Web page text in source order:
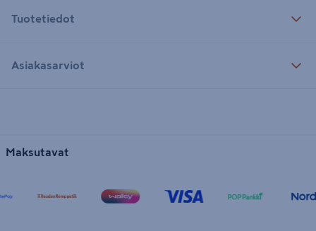
Tuotetiedot
Asiakasarviot
Maksutavat